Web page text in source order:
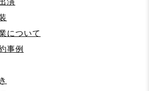
について
事例